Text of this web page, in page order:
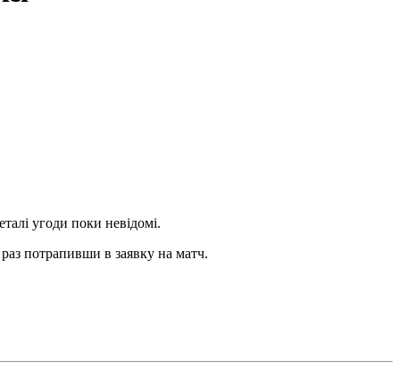
угоди поки невідомі.
потрапивши в заявку на матч.